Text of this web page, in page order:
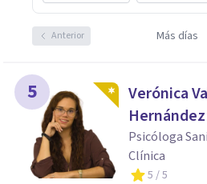
Anterior Más días
5
Verónica
Hernández
Psicóloga
Clínica
5 / 5